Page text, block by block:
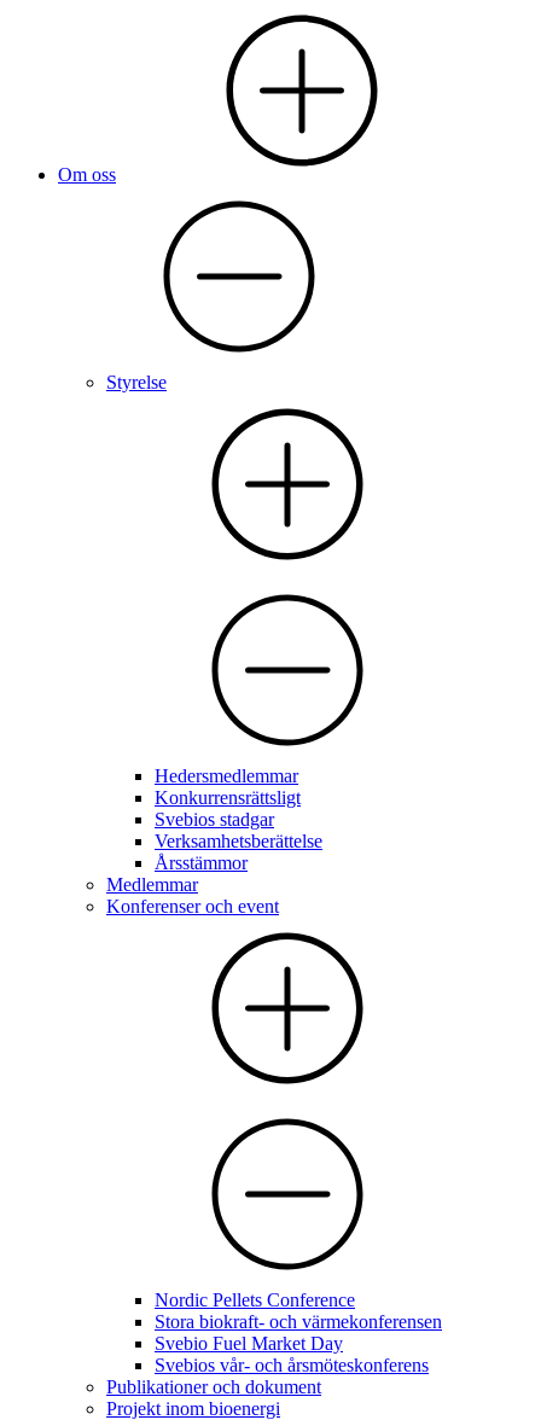
Om oss
Styrelse
Hedersmedlemmar
Konkurrensrättsligt
Svebios stadgar
Verksamhetsberättelse
Årsstämmor
Medlemmar
Konferenser och event
Nordic Pellets Conference
Stora biokraft- och värmekonferensen
Svebio Fuel Market Day
Svebios vår- och årsmöteskonferens
Publikationer och dokument
Projekt inom bioenergi